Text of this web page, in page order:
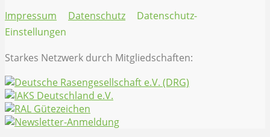
Impressum Datenschutz
Datenschutz-
Einstellungen
Starkes Netzwerk durch Mitgliedschaften: